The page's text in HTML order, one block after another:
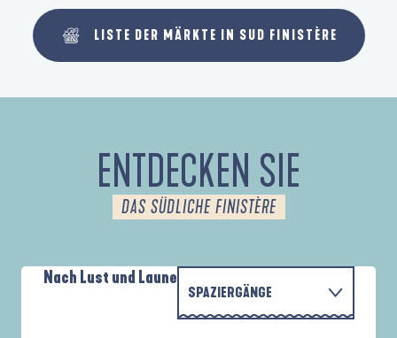
LISTE DER MÄRKTE IN SUD FINISTÈRE
ENTDECKEN SIE
DAS SÜDLICHE FINISTÈRE
Nach Lust und Laune
SPAZIERGÄNGE